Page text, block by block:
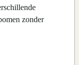
zonder